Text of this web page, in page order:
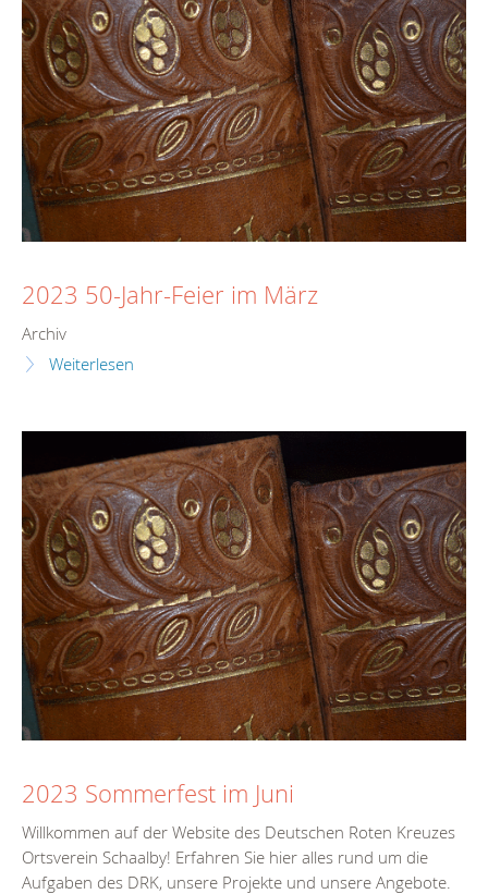
2023 50-Jahr-Feier im März
Archiv
Weiterlesen
2023 Sommerfest im Juni
Willkommen auf der Website des Deutschen Roten Kreuzes
Ortsverein Schaalby! Erfahren Sie hier alles rund um die
Aufgaben des DRK, unsere Projekte und unsere Angebote.